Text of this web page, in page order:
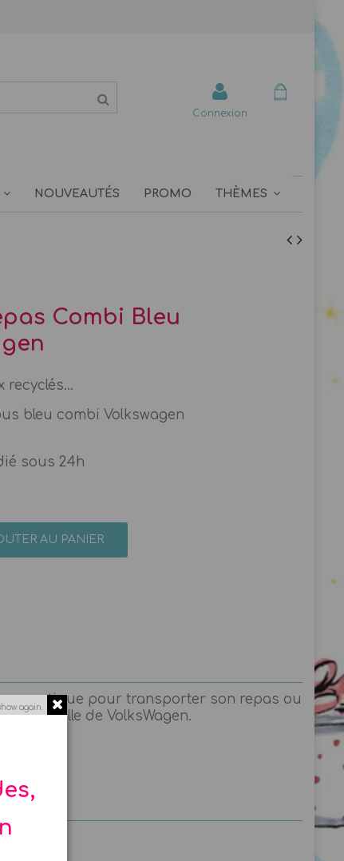
again.
Connexion
NOUVEAUTÉS PROMO THÈMES
Combi Bleu
recyclés...
bleu combi Volkswagen
sous 24h
AU PANIER
pratique pour transporter son repas ou
officielle de VolksWagen.